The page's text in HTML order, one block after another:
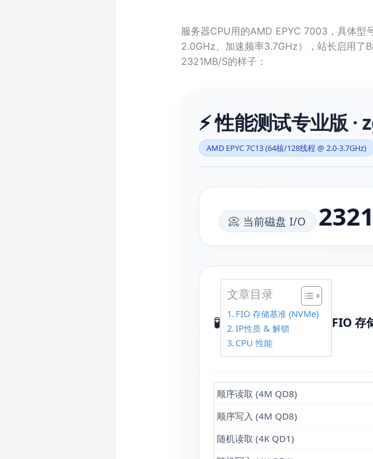
服务器CPU用的AMD EPYC 7003，具体型
2.0GHz、加速频率3.7GHz），站长启用了
2321MB/S的样子：
⚡ 性能测试专业版 ·
AMD EPYC 7C13 (64核/128线程 @ 2.0-3.7GHz)
📀 当前磁盘 I/O 2321
🧪
文章目录
FIO 存储基准 (NVMe)
IP性质 & 解锁
CPU 性能
FIO 存
顺序读取 (4M QD8)
顺序写入 (4M QD8)
随机读取 (4K QD1)